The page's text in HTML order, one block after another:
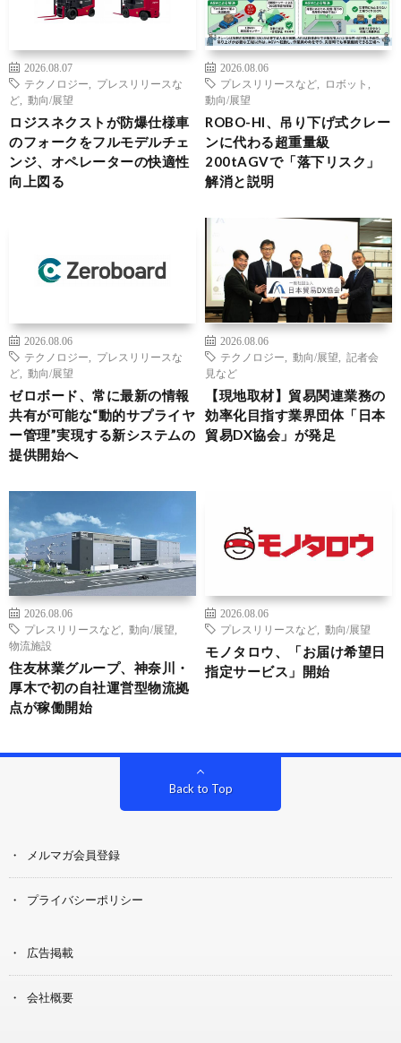
2026.08.07
テクノロジー
プレスリリースな
ど
動向/展望
ロジスネクストが防爆仕様車
のフォークをフルモデルチェ
ンジ、オペレーターの快適性
向上図る
2026.08.06
プレスリリースなど
ロボット
動向/展望
ROBO-HI、吊り下げ式クレー
ンに代わる超重量級
200tAGVで「落下リスク」
解消と説明
2026.08.06
テクノロジー
プレスリリースな
ど
動向/展望
ゼロボード、常に最新の情報
共有が可能な“動的サプライヤ
ー管理”実現する新システムの
提供開始へ
2026.08.06
テクノロジー
動向/展望
記者会
見など
【現地取材】貿易関連業務の
効率化目指す業界団体「日本
貿易DX協会」が発足
2026.08.06
プレスリリースなど
動向/展望
物流施設
住友林業グループ、神奈川・
厚木で初の自社運営型物流拠
点が稼働開始
2026.08.06
プレスリリースなど
動向/展望
モノタロウ、「お届け希望日
指定サービス」開始
Back to Top
メルマガ会員登録
プライバシーポリシー
広告掲載
会社概要